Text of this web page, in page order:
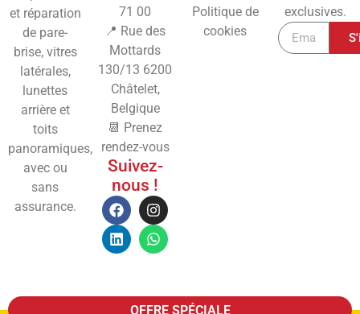
et réparation
de pare-
brise, vitres
latérales,
lunettes
arrière et
toits
panoramiques,
avec ou
sans
assurance.
71 00
📍 Rue des
Mottards
130/13 6200
Châtelet,
Belgique
📆 Prenez
rendez-vous
Suivez-
nous !
Politique de
cookies
exclusives.
OFFRE SPÉCIALE